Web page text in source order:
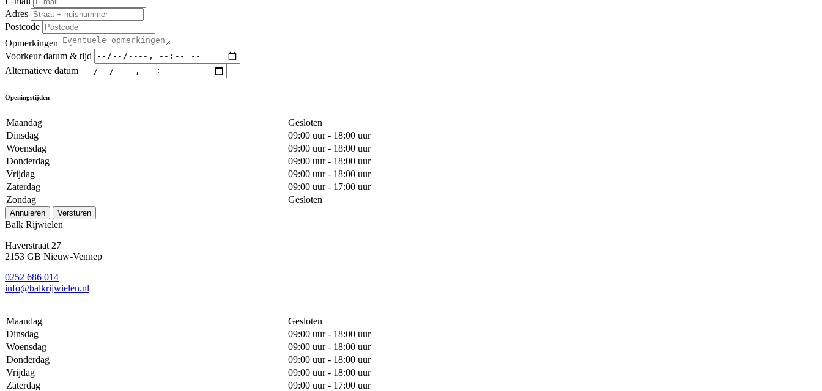
Adres
Postcode
Opmerkingen
Voorkeur datum & tijd
Alternatieve datum
Openingstijden
Maandag
Gesloten
Dinsdag
09:00 uur - 18:00 uur
Woensdag
09:00 uur - 18:00 uur
Donderdag
09:00 uur - 18:00 uur
Vrijdag
09:00 uur - 18:00 uur
Zaterdag
09:00 uur - 17:00 uur
Zondag
Gesloten
Annuleren Versturen
Balk Rijwielen
Haverstraat 27
2153 GB Nieuw-Vennep
0252 686 014
info@balkrijwielen.nl
Maandag
Gesloten
Dinsdag
09:00 uur - 18:00 uur
Woensdag
09:00 uur - 18:00 uur
Donderdag
09:00 uur - 18:00 uur
Vrijdag
09:00 uur - 18:00 uur
Zaterdag
09:00 uur - 17:00 uur